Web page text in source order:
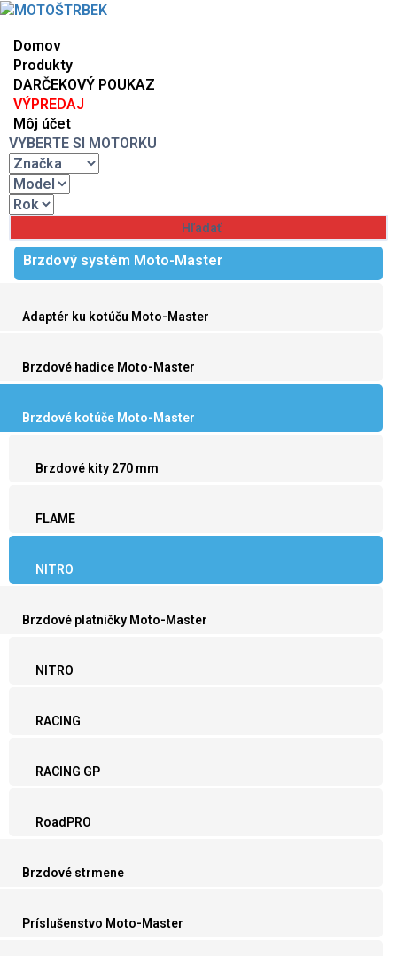
Domov
Produkty
DARČEKOVÝ POUKAZ
VÝPREDAJ
Môj účet
VYBERTE SI MOTORKU
Brzdový systém Moto-Master
Adaptér ku kotúču Moto-Master
Brzdové hadice Moto-Master
Brzdové kotúče Moto-Master
Brzdové kity 270 mm
FLAME
NITRO
Brzdové platničky Moto-Master
NITRO
RACING
RACING GP
RoadPRO
Brzdové strmene
Príslušenstvo Moto-Master